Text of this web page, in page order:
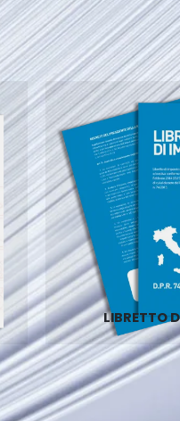
LIBRETTO